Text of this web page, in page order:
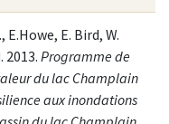
., E.Howe, E. Bird, W.
2013.Programme de
du lac Champlain
aux inondations